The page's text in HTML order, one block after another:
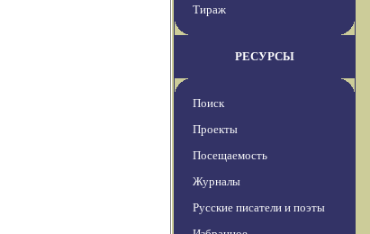
Тираж
РЕСУРСЫ
Поиск
Проекты
Посещаемость
Журналы
Русские писатели и поэты